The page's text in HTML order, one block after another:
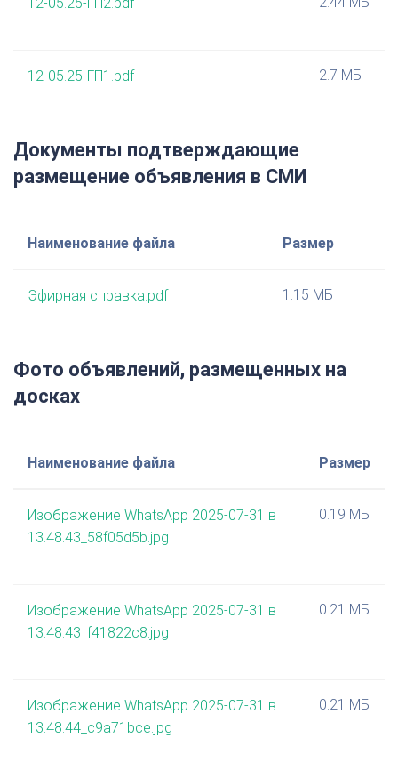
12-05.25-ГП1.pdf 2.7 МБ
Документы подтверждающие
размещение объявления в СМИ
Наименование файла Размер
Эфирная справка.pdf 1.15 МБ
Фото объявлений, размещенных на
досках
Наименование файла Размер
Изображение WhatsApp 2025-07-31 в
13.48.43_58f05d5b.jpg
0.19 МБ
Изображение WhatsApp 2025-07-31 в
13.48.43_f41822c8.jpg
0.21 МБ
Изображение WhatsApp 2025-07-31 в
13.48.44_c9a71bce.jpg
0.21 МБ